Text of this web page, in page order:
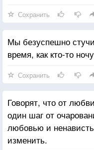
Сохранить
Мы безуспешно
время, как кто-то
Сохранить
Говорят, что от
один шаг от
любовью и
изменить.